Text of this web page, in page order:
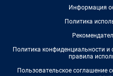
Информация
Политика
Политика конфиденциальности
правила
Пользовательское соглашение